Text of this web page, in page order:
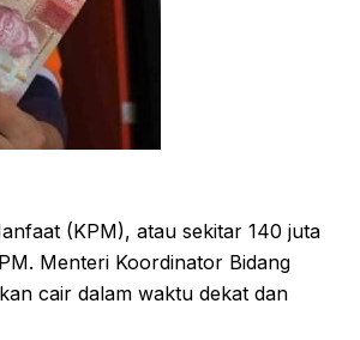
(KPM), atau sekitar 140 juta
Menteri Koordinator Bidang
cair dalam waktu dekat dan